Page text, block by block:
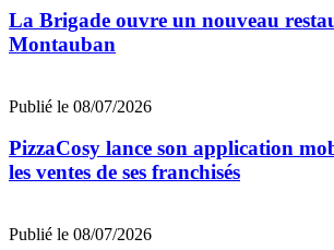
La Brigade ouvre un nouveau
Montauban
Publié le 08/07/2026
PizzaCosy lance son application
les ventes de ses franchisés
Publié le 08/07/2026